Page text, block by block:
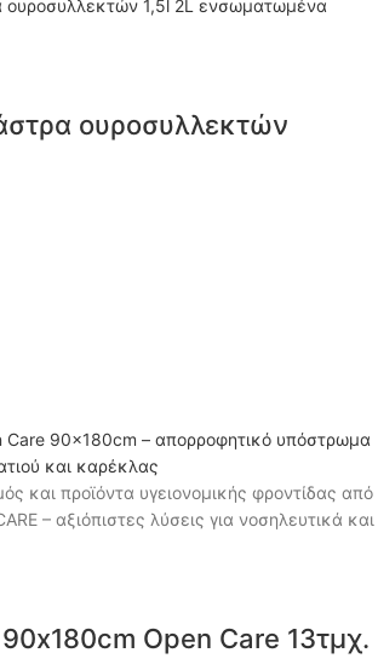
ουροσυλλεκτών
Open Care 13τμχ.